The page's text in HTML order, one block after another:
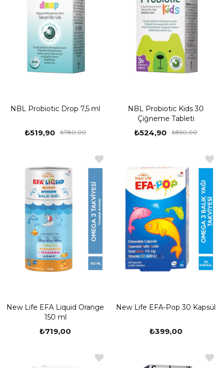
NBL Probiotic Drop 7,5 ml
₺519,90 ₺780,00
NBL Probiotic Kids 30
Çiğneme Tableti
₺524,90 ₺850,00
New Life EFA Liquid Orange
150 ml
₺719,00
New Life EFA-Pop 30 Kapsül
₺399,00